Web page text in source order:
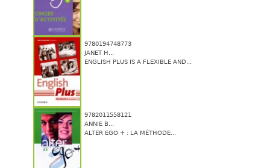
9780194748773
JANET H...
ENGLISH PLUS IS A FLEXIBLE AND...
9782011558121
ANNIE B...
ALTER EGO + : LA MÉTHODE...